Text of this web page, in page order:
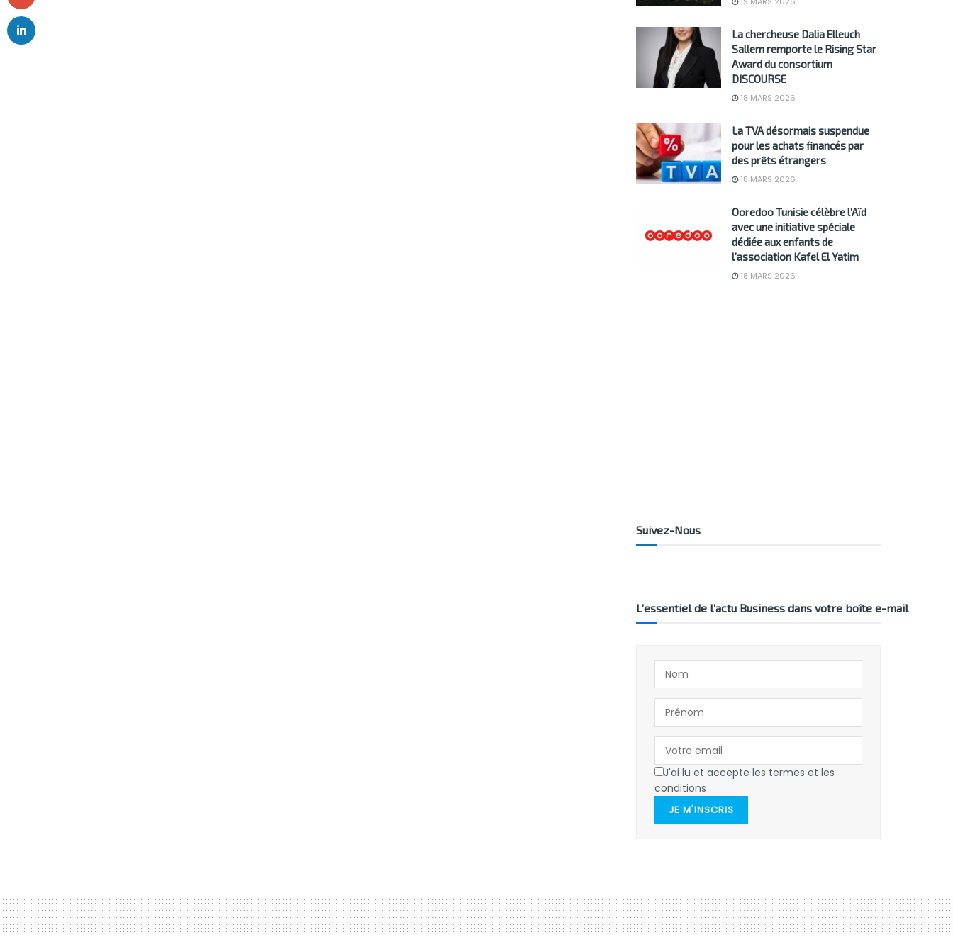
La chercheuse Dalia Elleuch
Sallem remporte le Rising Star
Award du consortium
DISCOURSE
18 MARS 2026
La TVA désormais suspendue
pour les achats financés par
des prêts étrangers
18 MARS 2026
Ooredoo Tunisie célèbre l’Aïd
avec une initiative spéciale
dédiée aux enfants de
l’association Kafel El Yatim
18 MARS 2026
Suivez-Nous
L’essentiel de l’actu Business dans votre boîte e-mail
J'ai lu et accepte les termes et les
conditions
JE M'INSCRIS